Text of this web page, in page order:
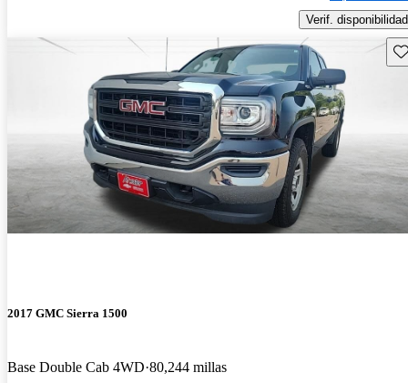
Verif. disponibilidad
2017 GMC Sierra 1500
Base Double Cab 4WD 80,244 millas